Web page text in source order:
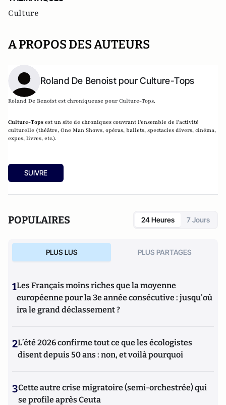
Culture
A PROPOS DES AUTEURS
Roland De Benoist pour Culture-Tops
Roland De Benoist est chroniqueuse pour Culture-Tops.
Culture-Tops est un site de chroniques couvrant l'ensemble de l'activité
culturelle (théâtre, One Man Shows, opéras, ballets, spectacles divers, cinéma,
expos, livres, etc.).
SUIVRE
POPULAIRES 24 Heures 7 Jours
PLUS LUS PLUS PARTAGES
1Les Français moins riches que la moyenne
européenne pour la 3e année consécutive : jusqu'où
ira le grand déclassement ?
2L’été 2026 confirme tout ce que les écologistes
disent depuis 50 ans : non, et voilà pourquoi
3Cette autre crise migratoire (semi-orchestrée) qui
se profile après Ceuta